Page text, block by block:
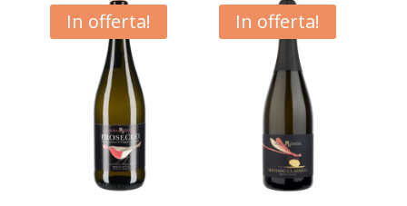
In offerta! In offerta!